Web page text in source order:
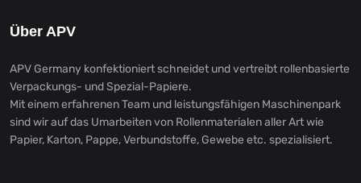
Über APV
APV Germany konfektioniert schneidet und vertreibt rollenbasierte
Verpackungs- und Spezial-Papiere.
Mit einem erfahrenen Team und leistungsfähigen Maschinenpark
sind wir auf das Umarbeiten von Rollenmaterialen aller Art wie
Papier, Karton, Pappe, Verbundstoffe, Gewebe etc. spezialisiert.